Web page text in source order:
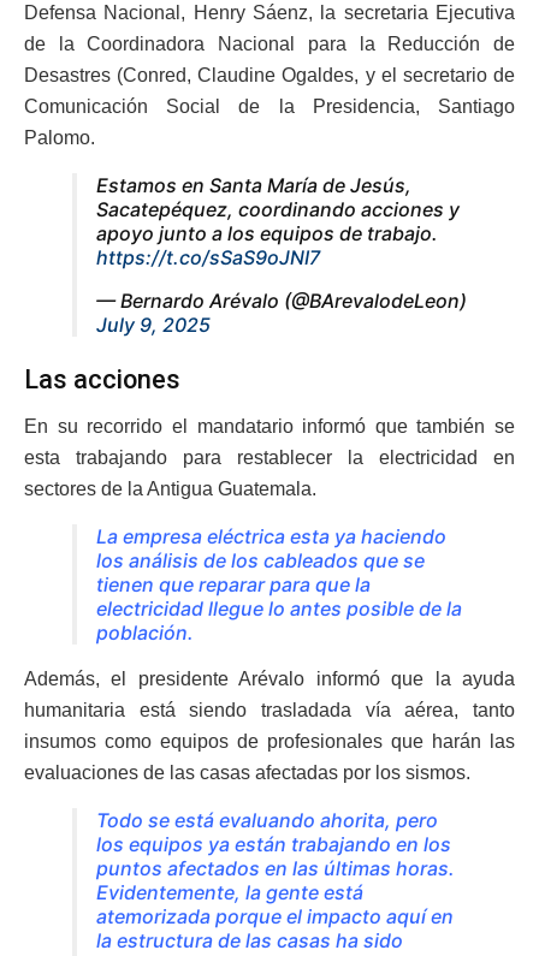
Defensa Nacional, Henry Sáenz, la secretaria Ejecutiva
de la Coordinadora Nacional para la Reducción de
Desastres (Conred, Claudine Ogaldes, y el secretario de
Comunicación Social de la Presidencia, Santiago
Palomo.
Estamos en Santa María de Jesús,
Sacatepéquez, coordinando acciones y
apoyo junto a los equipos de trabajo.
https://t.co/sSaS9oJNI7
— Bernardo Arévalo (@BArevalodeLeon)
July 9, 2025
Las acciones
En su recorrido el mandatario informó que también se
esta trabajando para restablecer la electricidad en
sectores de la Antigua Guatemala.
La empresa eléctrica esta ya haciendo
los análisis de los cableados que se
tienen que reparar para que la
electricidad llegue lo antes posible de la
población.
Además, el presidente Arévalo informó que la ayuda
humanitaria está siendo trasladada vía aérea, tanto
insumos como equipos de profesionales que harán las
evaluaciones de las casas afectadas por los sismos.
Todo se está evaluando ahorita, pero
los equipos ya están trabajando en los
puntos afectados en las últimas horas.
Evidentemente, la gente está
atemorizada porque el impacto aquí en
la estructura de las casas ha sido